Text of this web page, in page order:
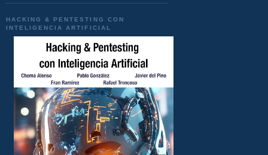
HACKING & PENTESTING CON
INTELIGENCIA ARTIFICIAL